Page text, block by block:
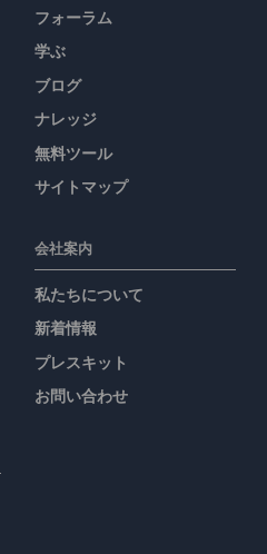
フォーラム
学ぶ
ブログ
ナレッジ
無料ツール
サイトマップ
会社案内
私たちについて
新着情報
プレスキット
お問い合わせ